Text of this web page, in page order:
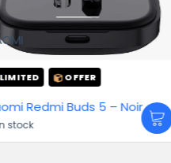
XIAOMI
LIMITED
Xiaomi Redmi Buds
En stock